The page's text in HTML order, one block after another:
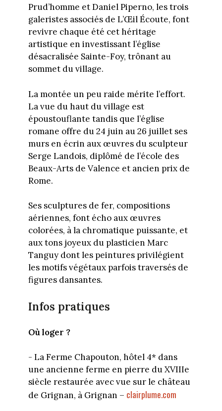
Prud’homme et Daniel Piperno, les trois
galeristes associés de L’Œil Écoute, font
revivre chaque été cet héritage
artistique en investissant l’église
désacralisée Sainte-Foy, trônant au
sommet du village.
La montée un peu raide mérite l’effort.
La vue du haut du village est
époustouflante tandis que l’église
romane offre du 24 juin au 26 juillet ses
murs en écrin aux œuvres du sculpteur
Serge Landois, diplômé de l’école des
Beaux-Arts de Valence et ancien prix de
Rome.
Ses sculptures de fer, compositions
aériennes, font écho aux œuvres
colorées, à la chromatique puissante, et
aux tons joyeux du plasticien Marc
Tanguy dont les peintures privilégient
les motifs végétaux parfois traversés de
figures dansantes.
Infos pratiques
Où loger ?
- La Ferme Chapouton, hôtel 4* dans
une ancienne ferme en pierre du XVIIIe
siècle restaurée avec vue sur le château
de Grignan, à Grignan – clairplume.com